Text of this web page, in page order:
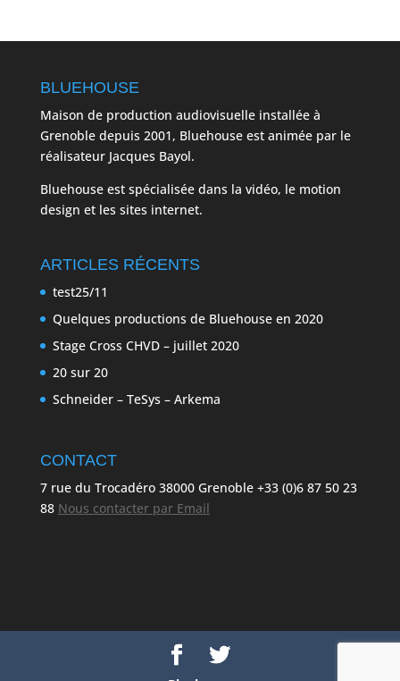
BLUEHOUSE
Maison de production audiovisuelle installée à
Grenoble depuis 2001, Bluehouse est animée par le
réalisateur Jacques Bayol.
Bluehouse est spécialisée dans la vidéo, le motion
design et les sites internet.
ARTICLES RÉCENTS
test25/11
Quelques productions de Bluehouse en 2020
Stage Cross CHVD – juillet 2020
20 sur 20
Schneider – TeSys – Arkema
CONTACT
7 rue du Trocadéro 38000 Grenoble +33 (0)6 87 50 23
88 Nous contacter par Email